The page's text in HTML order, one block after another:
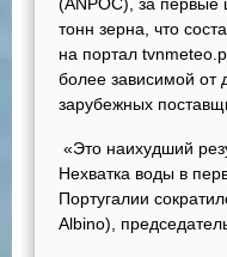
тонн зерна, что
на портал
более зависимой от
зарубежных
«Это наихудший
Нехватка воды в
Португалии
Albino),